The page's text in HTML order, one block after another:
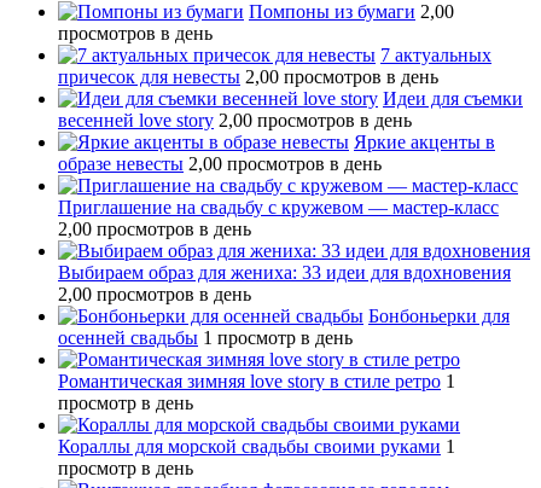
Помпоны из бумаги 2,00
просмотров в день
7 актуальных
причесок для невесты 2,00 просмотров в день
Идеи для съемки
весенней love story 2,00 просмотров в день
Яркие акценты в
образе невесты 2,00 просмотров в день
Приглашение на свадьбу с кружевом — мастер-класс
2,00 просмотров в день
Выбираем образ для жениха: 33 идеи для вдохновения
2,00 просмотров в день
Бонбоньерки для
осенней свадьбы 1 просмотр в день
Романтическая зимняя love story в стиле ретро 1
просмотр в день
Кораллы для морской свадьбы своими руками 1
просмотр в день